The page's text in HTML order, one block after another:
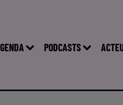
PODCASTS